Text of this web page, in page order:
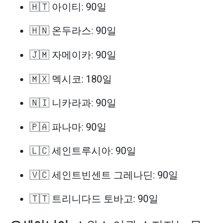
🇭🇹 아이티: 90일
🇭🇳 온두라스: 90일
🇯🇲 자메이카: 90일
🇲🇽 멕시코: 180일
🇳🇮 니카라과: 90일
🇵🇦 파나마: 90일
🇱🇨 세인트루시아: 90일
🇻🇨 세인트빈센트 그레나딘: 90일
🇹🇹 트리니다드 토바고: 90일